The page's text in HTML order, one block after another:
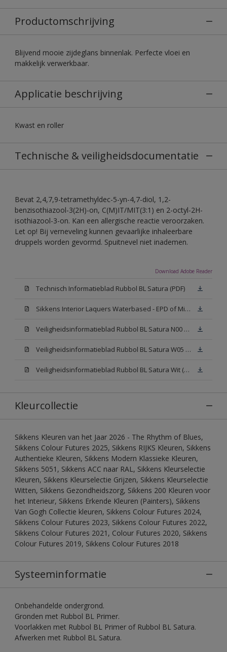
Productomschrijving
Blijvend mooie zijdeglans binnenlak. Perfecte vloei en
makkelijk verwerkbaar.
Applicatie beschrijving
Kwast en roller
Technische & veiligheidsdocumentatie
Bevat 2,4,7,9-tetramethyldec-5-yn-4,7-diol, 1,2-
benzisothiazool-3(2H)-on, C(M)IT/MIT(3:1) en 2-octyl-2H-
isothiazool-3-on. Kan een allergische reactie veroorzaken.
Let op! Bij verneveling kunnen gevaarlijke inhaleerbare
druppels worden gevormd. Spuitnevel niet inademen.
Download Adobe Reader
Technisch Informatieblad Rubbol BL Satura (PDF)
Sikkens Interior Laquers Waterbased - EPD of Milieuproductverklaring
Veiligheidsinformatieblad Rubbol BL Satura N00 (MSDS)
Veiligheidsinformatieblad Rubbol BL Satura W05 (MSDS)
Veiligheidsinformatieblad Rubbol BL Satura Wit (MSDS)
Kleurcollectie
Sikkens Kleuren van het Jaar 2026 - The Rhythm of Blues,
Sikkens Colour Futures 2025, Sikkens RIJKS Kleuren, Sikkens
Authentieke Kleuren, Sikkens Modern Klassieke Kleuren,
Sikkens 5051, Sikkens ACC naar RAL, Sikkens Kleurselectie
Kleuren, Sikkens Kleurselectie Grijzen, Sikkens Kleurselectie
Witten, Sikkens Gezondheidszorg, Sikkens 200 Kleuren voor
het Interieur, Sikkens Erkende Kleuren (Painters), Sikkens
Van Gogh Collectie kleuren, Sikkens Colour Futures 2024,
Sikkens Colour Futures 2023, Sikkens Colour Futures 2022,
Sikkens Colour Futures 2021, Colour Futures 2020, Sikkens
Colour Futures 2019, Sikkens Colour Futures 2018
Systeeminformatie
Onbehandelde ondergrond.
Gronden met Rubbol BL Primer.
Voorlakken met Rubbol BL Primer of Rubbol BL Satura.
Afwerken met Rubbol BL Satura.